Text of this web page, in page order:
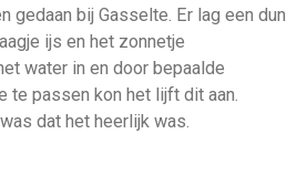
gedaan bij Gasselte. Er lag een dun
ijs en het zonnetje
water in en door bepaalde
te passen kon het lijft dit aan.
dat het heerlijk was.